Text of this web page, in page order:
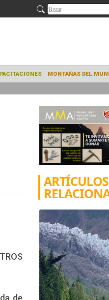
CAPACITACIONES
de
ARTÍCULOS